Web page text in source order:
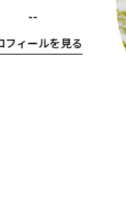
--
フィールを見る